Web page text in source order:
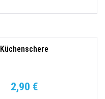
Küchenschere
2,90 €